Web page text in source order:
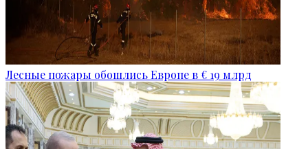
Лесные пожары обошлись Европе в € 19 млрд